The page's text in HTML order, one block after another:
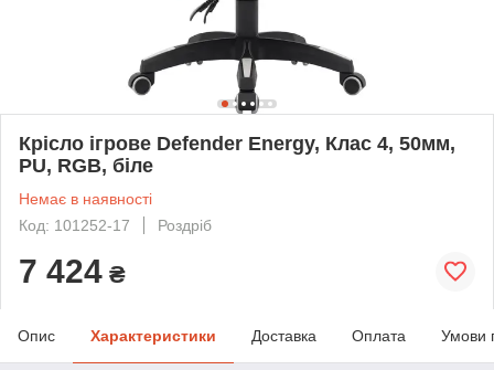
Крісло ігрове Defender Energy, Клас 4, 50мм,
PU, RGB, біле
Немає в наявності
Код: 101252-17
Роздріб
7 424 ₴
Опис Характеристики Доставка Оплата Умови